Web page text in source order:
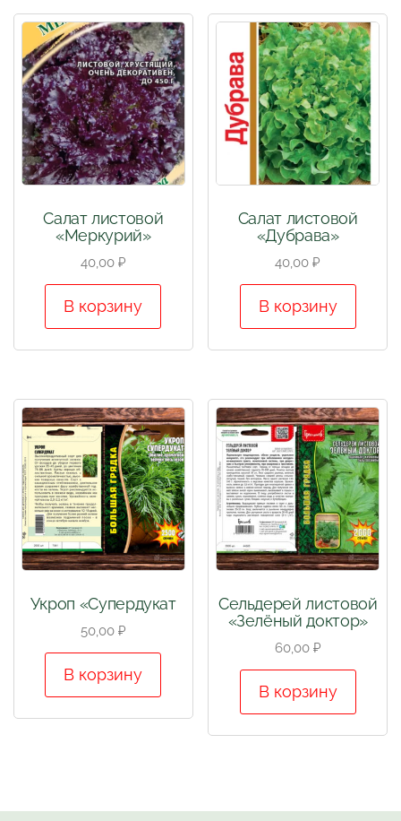
Салат листовой
«Меркурий»
40,00 ₽
В корзину
Салат листовой
«Дубрава»
40,00₽
В корзину
Укроп «Супердукат
50,00 ₽
В корзину
Сельдерей листовой
«Зелёный доктор»
60,00 ₽
В корзину